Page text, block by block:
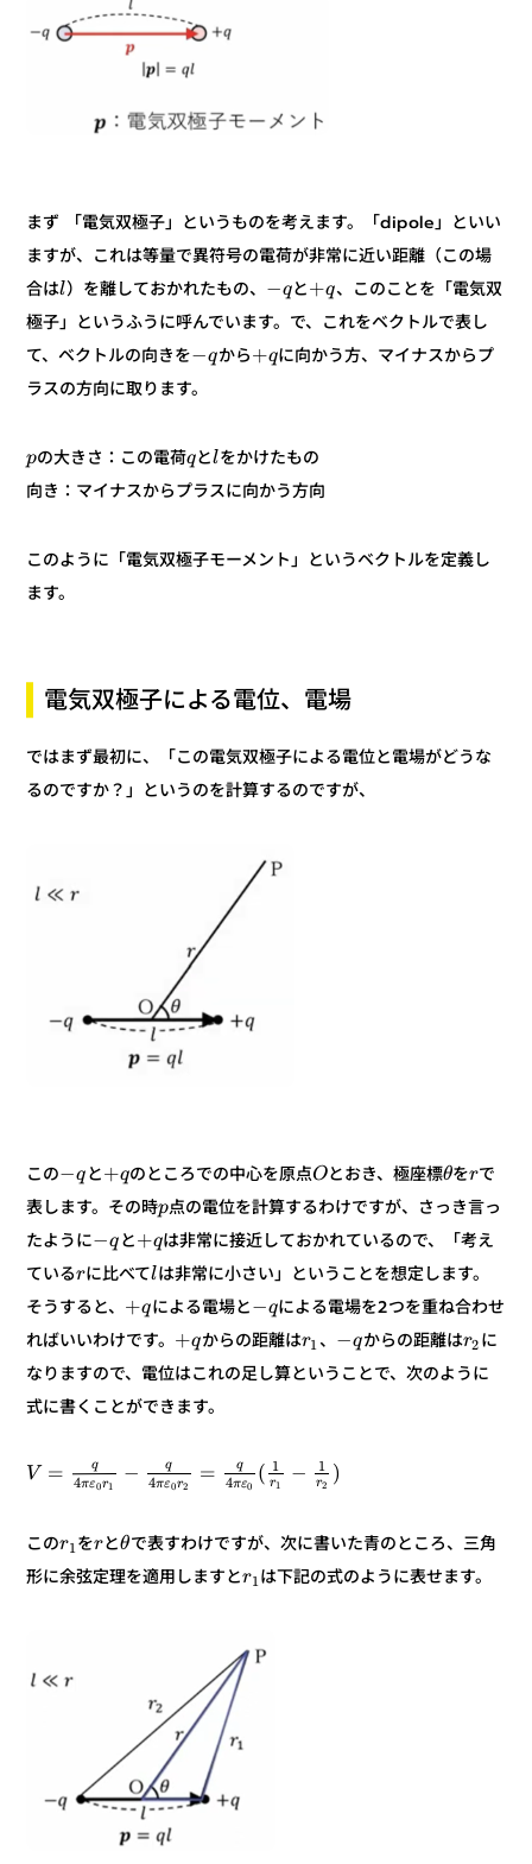
まず 「電気双極子」というものを考えます。「dipole」といい
ますが、これは等量で異符号の電荷が非常に近い距離（この場
合はl）を離しておかれたもの、 −qと+q、このことを「電気双
極子」というふうに呼んでいます。で、これをベクトルで表し
て、ベクトルの向きを−qから+qに向かう方、マイナスからプ
ラスの方向に取ります。
pの大きさ：この電荷qとlをかけたもの
向き：マイナスからプラスに向かう方向
このように「電気双極子モーメント」というベクトルを定義し
ます。
電気双極子による電位、電場
ではまず最初に、「この電気双極子による電位と電場がどうな
るのですか？」というのを計算するのですが、
この−qと+qのところでの中心を原点Oとおき、極座標θをrで
表します。その時p点の電位を計算するわけですが、さっき言っ
たように−qと+qは非常に接近しておかれているので、「考え
ているrに比べてlは非常に小さい」ということを想定します。
そうすると、 +qによる電場と−qによる電場を2つを重ね合わせ
ればいいわけです。 +qからの距離はr1、 −qからの距離はr2 に
なりますので、電位はこれの足し算ということで、次のように
式に書くことができます。
V = q
4πε0r1
− q
4πε0r2
= q
4πε0
( 1
r1 − 1
r2 )
このr1 をrとθで表すわけですが、次に書いた青のところ、三角
形に余弦定理を適用しますとr1 は下記の式のように表せます。